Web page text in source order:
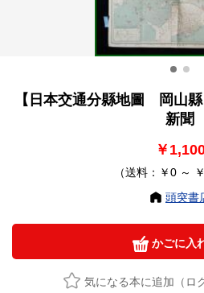
【日本交通分縣地圖 岡山
新聞
￥
（送料：￥0 ～
頭突書
かごに入
気になる本に追加（ロ